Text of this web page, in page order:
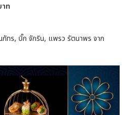
ท
ทร, บิ๊ก จักริน, แพรว รัตนาพร จาก